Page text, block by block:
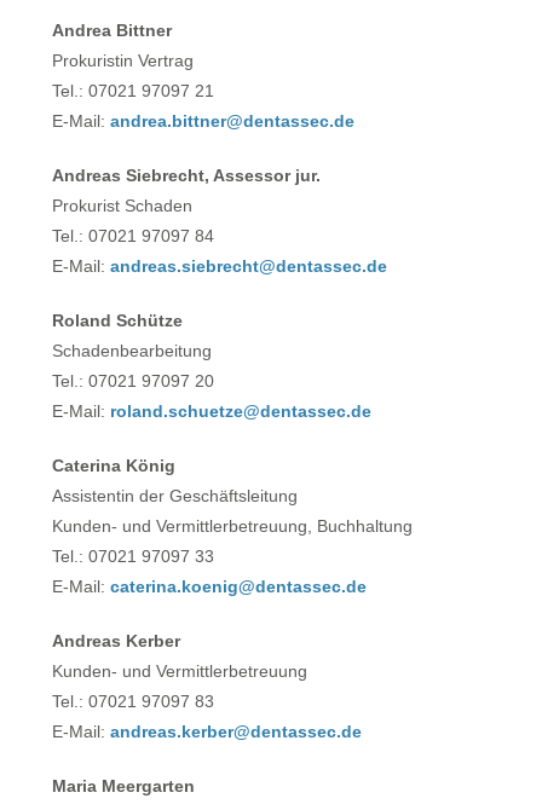
Andrea Bittner
Prokuristin Vertrag
Tel.: 07021 97097 21
E-Mail: andrea.bittner@dentassec.de
Andreas Siebrecht, Assessor jur.
Prokurist Schaden
Tel.: 07021 97097 84
E-Mail: andreas.siebrecht@dentassec.de
Roland Schütze
Schadenbearbeitung
Tel.: 07021 97097 20
E-Mail: roland.schuetze@dentassec.de
Caterina König
Assistentin der Geschäftsleitung
Kunden- und Vermittlerbetreuung, Buchhaltung
Tel.: 07021 97097 33
E-Mail: caterina.koenig@dentassec.de
Andreas Kerber
Kunden- und Vermittlerbetreuung
Tel.: 07021 97097 83
E-Mail: andreas.kerber@dentassec.de
Maria Meergarten